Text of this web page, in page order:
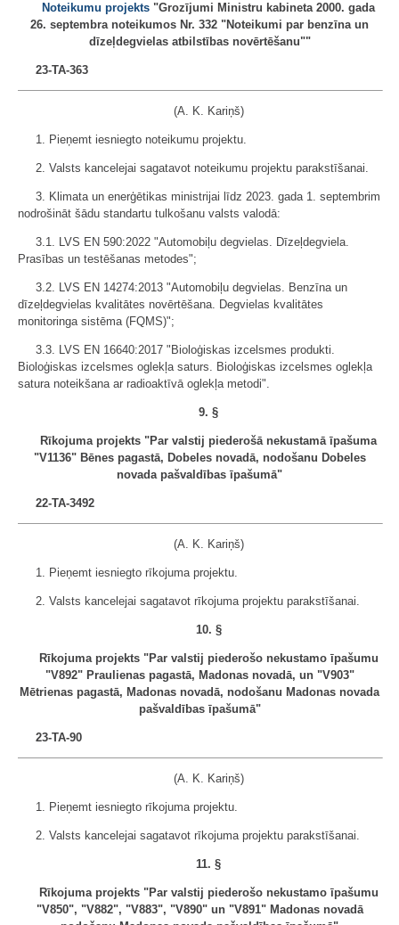
Noteikumu projekts "Grozījumi Ministru kabineta 2000. gada
26. septembra noteikumos Nr. 332 "Noteikumi par benzīna un
dīzeļdegvielas atbilstības novērtēšanu""
23-TA-363
(A. K. Kariņš)
1. Pieņemt iesniegto noteikumu projektu.
2. Valsts kancelejai sagatavot noteikumu projektu parakstīšanai.
3. Klimata un enerģētikas ministrijai līdz 2023. gada 1. septembrim
nodrošināt šādu standartu tulkošanu valsts valodā:
3.1. LVS EN 590:2022 "Automobiļu degvielas. Dīzeļdegviela.
Prasības un testēšanas metodes";
3.2. LVS EN 14274:2013 "Automobiļu degvielas. Benzīna un
dīzeļdegvielas kvalitātes novērtēšana. Degvielas kvalitātes
monitoringa sistēma (FQMS)";
3.3. LVS EN 16640:2017 "Bioloģiskas izcelsmes produkti.
Bioloģiskas izcelsmes oglekļa saturs. Bioloģiskas izcelsmes oglekļa
satura noteikšana ar radioaktīvā oglekļa metodi".
9. §
Rīkojuma projekts "Par valstij piederošā nekustamā īpašuma
"V1136" Bēnes pagastā, Dobeles novadā, nodošanu Dobeles
novada pašvaldības īpašumā"
22-TA-3492
(A. K. Kariņš)
1. Pieņemt iesniegto rīkojuma projektu.
2. Valsts kancelejai sagatavot rīkojuma projektu parakstīšanai.
10. §
Rīkojuma projekts "Par valstij piederošo nekustamo īpašumu
"V892" Praulienas pagastā, Madonas novadā, un "V903"
Mētrienas pagastā, Madonas novadā, nodošanu Madonas novada
pašvaldības īpašumā"
23-TA-90
(A. K. Kariņš)
1. Pieņemt iesniegto rīkojuma projektu.
2. Valsts kancelejai sagatavot rīkojuma projektu parakstīšanai.
11. §
Rīkojuma projekts "Par valstij piederošo nekustamo īpašumu
"V850", "V882", "V883", "V890" un "V891" Madonas novadā